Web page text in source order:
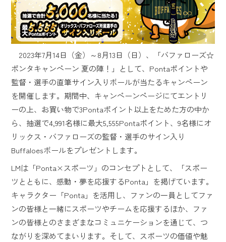
2023年7月14日（金）～8月13日（日）、「バファローズ☆
ポンタキャンペーン 夏の陣！」として、Pontaポイントや
監督・選手の直筆サイン入りボールが当たるキャンペーン
を開催します。期間中、キャンペーンページにてエントリ
ーの上、お買い物で3Pontaポイント以上をためた方の中か
ら、抽選で4,991名様に最大5,555Pontaポイント、9名様にオ
リックス・バファローズの監督・選手のサイン入り
Buffaloesボールをプレゼントします。
LMは「Ponta×スポーツ」のコンセプトとして、「スポー
ツとともに、感動・夢を応援するPonta」を掲げています。
キャラクター「Ponta」を活用し、ファンの一員としてファ
ンの皆様と一緒にスポーツやチームを応援するほか、ファ
ンの皆様とのさまざまなコミュニケーションを通じて、つ
ながりを深めてまいります。そして、スポーツの価値や魅